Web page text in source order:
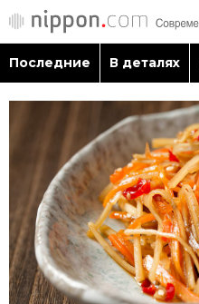
Последние
В деталях
Факты о Японии
Последние В деталях